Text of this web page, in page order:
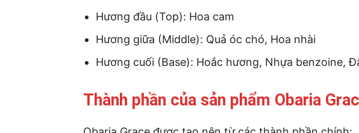
Hương đầu (Top): Hoa cam
Hương giữa (Middle): Quả óc chó, Hoa nhài
Hương cuối (Base): Hoắc hương, Nhựa benzoine,
Thành phần của sản phẩm Obaria